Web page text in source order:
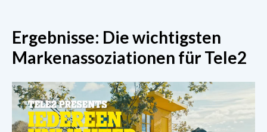
Ergebnisse: Die wichtigsten
Markenassoziationen für Tele2